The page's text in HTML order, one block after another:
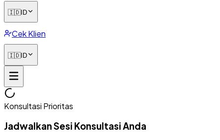
🇮🇩ID
Cek Klien
🇮🇩ID
Konsultasi Prioritas
Jadwalkan Sesi Konsultasi Anda